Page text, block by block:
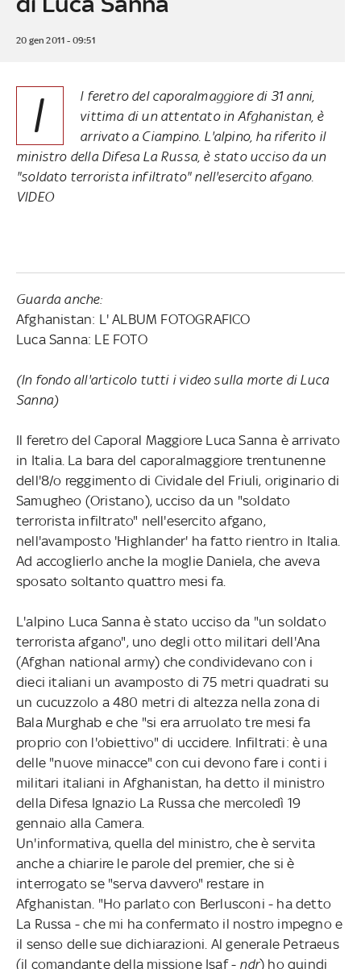
20 gen 2011 - 09:51
I
l feretro del caporalmaggiore di 31 anni,
vittima di un attentato in Afghanistan, è
arrivato a Ciampino. L'alpino, ha riferito il
ministro della Difesa La Russa, è stato ucciso da un
"soldato terrorista infiltrato" nell'esercito afgano.
VIDEO
Guarda anche:
Afghanistan: L' ALBUM FOTOGRAFICO
Luca Sanna: LE FOTO
(In fondo all'articolo tutti i video sulla morte di Luca
Sanna)
Il feretro del Caporal Maggiore Luca Sanna è arrivato
in Italia. La bara del caporalmaggiore trentunenne
dell'8/o reggimento di Cividale del Friuli, originario di
Samugheo (Oristano), ucciso da un "soldato
terrorista infiltrato" nell'esercito afgano,
nell'avamposto 'Highlander' ha fatto rientro in Italia.
Ad accoglierlo anche la moglie Daniela, che aveva
sposato soltanto quattro mesi fa.
L'alpino Luca Sanna è stato ucciso da "un soldato
terrorista afgano", uno degli otto militari dell'Ana
(Afghan national army) che condividevano con i
dieci italiani un avamposto di 75 metri quadrati su
un cucuzzolo a 480 metri di altezza nella zona di
Bala Murghab e che "si era arruolato tre mesi fa
proprio con l'obiettivo" di uccidere. Infiltrati: è una
delle "nuove minacce" con cui devono fare i conti i
militari italiani in Afghanistan, ha detto il ministro
della Difesa Ignazio La Russa che mercoledì 19
gennaio alla Camera.
Un'informativa, quella del ministro, che è servita
anche a chiarire le parole del premier, che si è
interrogato se "serva davvero" restare in
Afghanistan. "Ho parlato con Berlusconi - ha detto
La Russa - che mi ha confermato il nostro impegno e
il senso delle sue dichiarazioni. Al generale Petraeus
(il comandante della missione Isaf - ndr) ho quindi